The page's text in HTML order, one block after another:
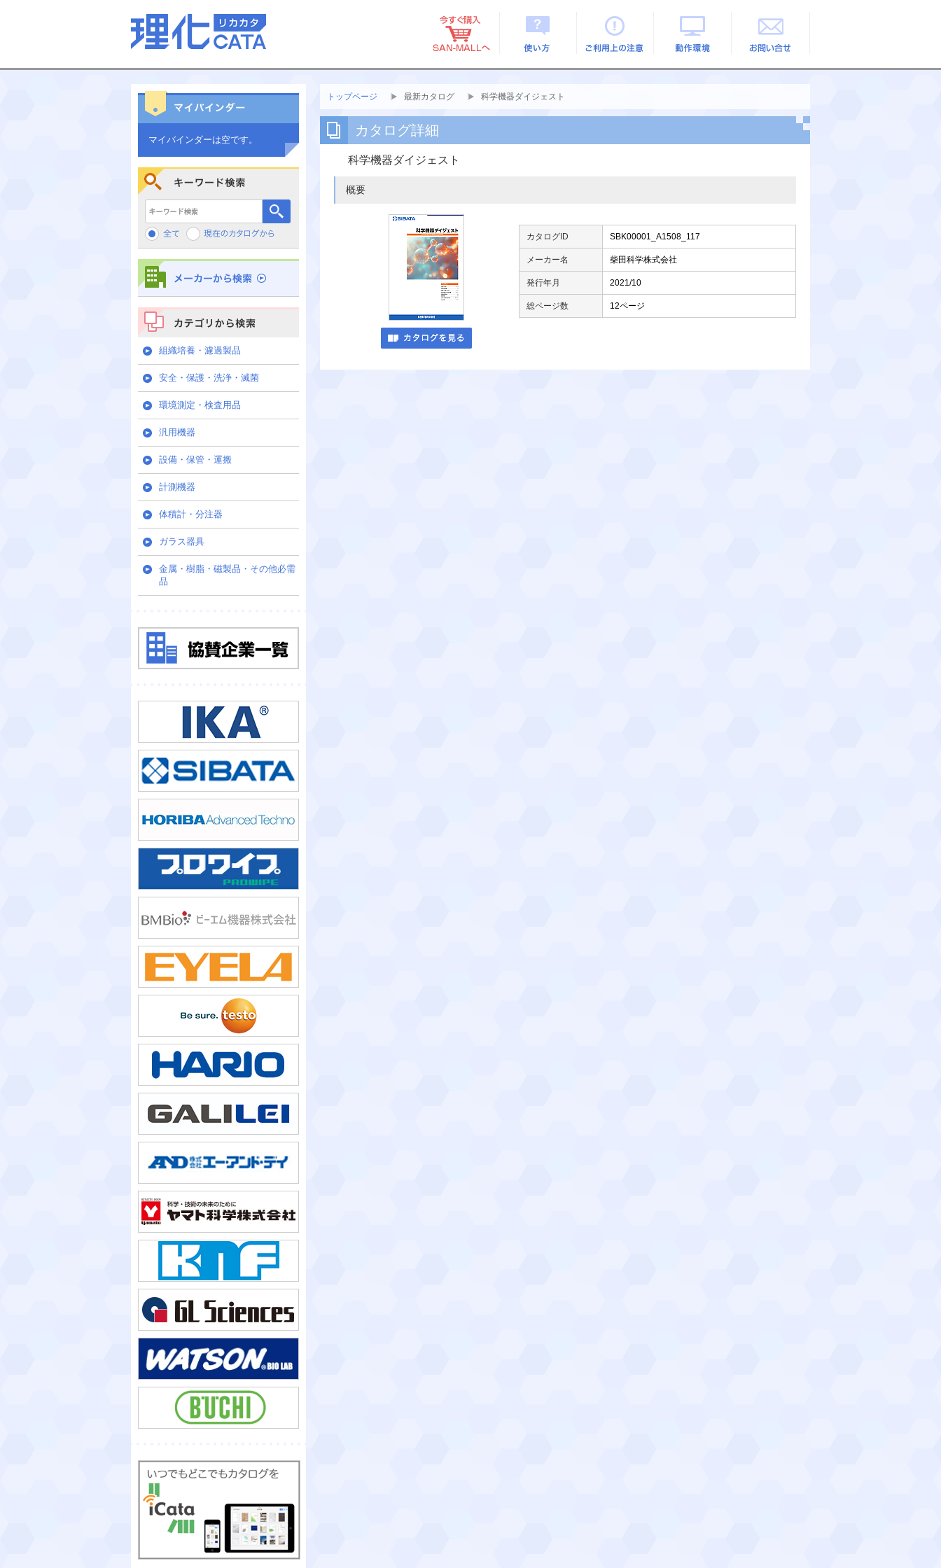
トップページ 最新カタログ 科学機器ダイジェスト
カタログ詳細
科学機器ダイジェスト
概要
カタログID SBK00001_A1508_117
メーカー名 柴田科学株式会社
発行年月 2021/10
総ページ数 12ページ
マイバインダーは空です。
キーワード検索
カテゴリから検索
組織培養・濾過製品
安全・保護・洗浄・滅菌
環境測定・検査用品
汎用機器
設備・保管・運搬
計測機器
体積計・分注器
ガラス器具
金属・樹脂・磁製品・その他必需
品